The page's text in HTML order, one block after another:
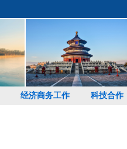
经济商务工作 科技合作